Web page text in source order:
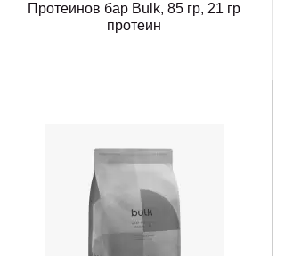
Протеинов бар Bulk, 85 гр, 21 гр
протеин